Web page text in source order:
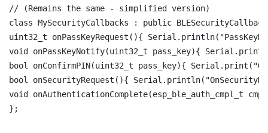
// (Remains the same - simplified version)
class MySecurityCallbacks : public
uint32_t onPassKeyRequest(){
void onPassKeyNotify(uint32_t pass_key){
bool onConfirmPIN(uint32_t pass_key){
bool onSecurityRequest(){
void onAuthenticationComplete(esp_ble_auth_cmpl_t
};